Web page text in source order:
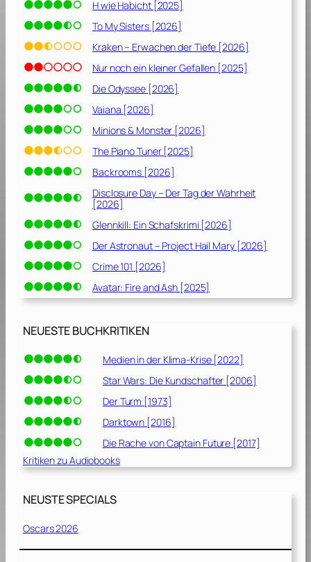
H wie Habicht [2025]
To My Sisters [2026]
Kraken – Erwachen der Tiefe [2026]
Nur noch ein kleiner Gefallen [2025]
Die Odyssee [2026]
Vaiana [2026]
Minions & Monster [2026]
The Piano Tuner [2025]
Backrooms [2026]
Disclosure Day – Der Tag der Wahrheit
[2026]
Glennkill: Ein Schafskrimi [2026]
Der Astronaut – Project Hail Mary [2026]
Crime 101 [2026]
Avatar: Fire and Ash [2025]
NEUESTE BUCHKRITIKEN
Medien in der Klima-Krise [2022]
Star Wars: Die Kundschafter [2006]
Der Turm [1973]
Darktown [2016]
Die Rache von Captain Future [2017]
Kritiken zu Audiobooks
NEUSTE SPECIALS
Oscars 2026